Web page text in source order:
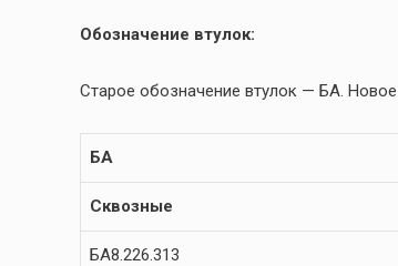
Обозначение втулок:
Старое обозначение втулок — БА.
БА
Сквозные
БА8.226.313